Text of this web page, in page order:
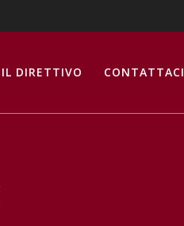
IL DIRETTIVO CONTATTACI